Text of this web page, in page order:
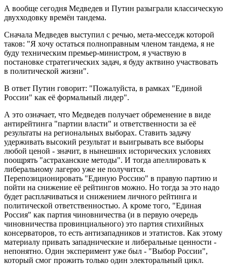
А вообще сегодня Медведев и Путин разыграли классическую
двухходовку времён тандема.
Сначала Медведев выступил с речью, мета-месседж которой
таков: "Я хочу остаться полноправным членом тандема, я не
буду техническим премьер-министром, я участвую в
постановке стратегических задач, я буду актвино участвовать
в политической жизни".
В ответ Путин говорит: "Пожалуйста, в рамках "Единой
России" как её формальный лидер".
А это означает, что Медведев получает обременение в виде
антирейтинга "партии власти" и ответственности за её
результаты на региональных выборах. Ставить задачу
удерживать высокий результат и выигрывать все выборы
любой ценой - значит, в нынешних исторических условиях
поощрять "астраханские методы". И тогда апеллировать к
либеральному лагерю уже не получится.
Перепозиционировать "Единую Россию" в правую партию и
пойти на снижение её рейтингов можно. Но тогда за это надо
будет расплачиваться и снижением личного рейтинга и
политической ответственностью. А кроме того, "Единая
Россия" как партия чиновничества (и в первую очередь
чиновничества провинциального) это партия стихийных
консерваторов, то есть антизападников и этатистов. Как этому
материалу привать западнические и либеральные ценности -
непонятно. Один эксперимент уже был - "Выбор России",
который смог прожить только один электоральный цикл.